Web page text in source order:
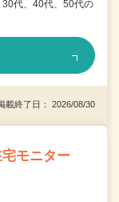
代、40代、50代の
終了日： 2026/08/30
モニター